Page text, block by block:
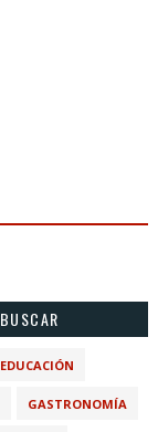
BUSCAR
EDUCACIÓN
GASTRONOMÍA